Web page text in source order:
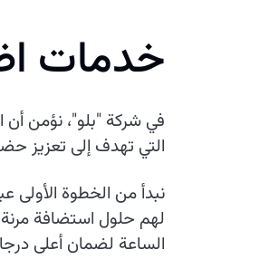
خدمات
في شركة "بلو"، نؤمن
التي تهدف إلى تعزيز
نبدأ من الخطوة الأولى
لهم حلول استضافة
الساعة لضمان أعلى